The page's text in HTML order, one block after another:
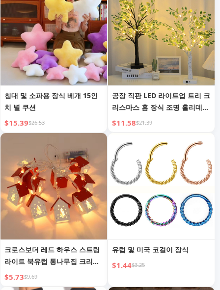
침대 및 소파용 장식 베개 15인
치 별 쿠션
$15.39$26.53
공장 직판 LED 라이트업 트리 크
리스마스 홈 장식 조명 홀리데이
파티 야간 조명 축제 모양 트리
$11.58$21.39
크로스보더 레드 하우스 스트링
라이트 북유럽 통나무집 크리스
마스 스트링 라이트 장식 조명
축제 파티 실내용 따뜻한 소형
$5.73$9.69
유럽 및 미국 코걸이 장식
$1.44$3.25